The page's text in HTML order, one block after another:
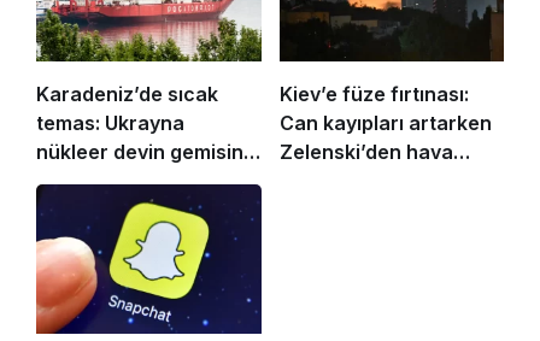
Karadeniz’de sıcak
temas: Ukrayna
nükleer devin gemisini
batırdı
Kiev’e füze fırtınası:
Can kayıpları artarken
Zelenski’den hava